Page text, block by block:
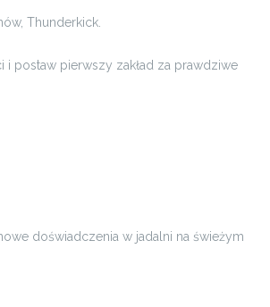
Thunderkick.
postaw pierwszy zakład za prawdziwe
doświadczenia w jadalni na świeżym